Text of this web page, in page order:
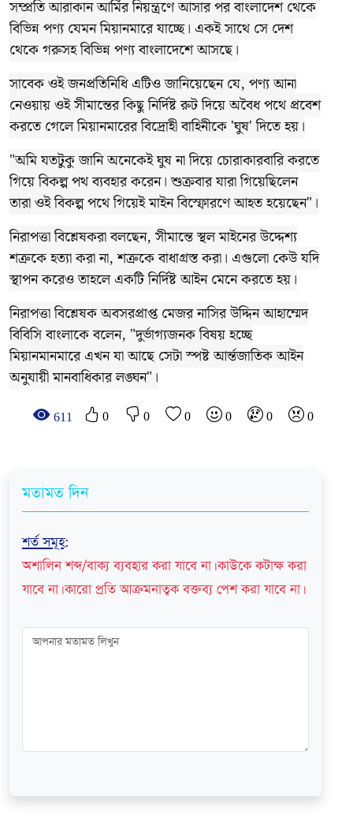
সম্প্রতি আরাকান আর্মির নিয়ন্ত্রণে আসার পর বাংলাদেশ থেকে
বিভিন্ন পণ্য যেমন মিয়ানমারে যাচ্ছে। একই সাথে সে দেশ
থেকে গরুসহ বিভিন্ন পণ্য বাংলাদেশে আসছে।
সাবেক ওই জনপ্রতিনিধি এটিও জানিয়েছেন যে, পণ্য আনা
নেওয়ায় ওই সীমান্তের কিছু নির্দিষ্ট রুট দিয়ে অবৈধ পথে প্রবেশ
করতে গেলে মিয়ানমারের বিদ্রোহী বাহিনীকে 'ঘুষ' দিতে হয়।
"অমি যতটুকু জানি অনেকেই ঘুষ না দিয়ে চোরাকারবারি করতে
গিয়ে বিকল্প পথ ব্যবহার করেন। শুক্রবার যারা গিয়েছিলেন
তারা ওই বিকল্প পথে গিয়েই মাইন বিস্ফোরণে আহত হয়েছেন"।
নিরাপত্তা বিশ্লেষকরা বলছেন, সীমান্তে স্থল মাইনের উদ্দেশ্য
শত্রুকে হত্যা করা না, শত্রুকে বাধাগ্রস্ত করা। এগুলো কেউ যদি
স্থাপন করেও তাহলে একটি নির্দিষ্ট আইন মেনে করতে হয়।
নিরাপত্তা বিশ্লেষক অবসরপ্রাপ্ত মেজর নাসির উদ্দিন আহাম্মেদ
বিবিসি বাংলাকে বলেন, "দুর্ভাগ্যজনক বিষয় হচ্ছে
মিয়ানমানমারে এখন যা আছে সেটা স্পষ্ট আর্ন্তজাতিক আইন
অনুযায়ী মানবাধিকার লঙ্ঘন"।
611 0 0 0 0 0 0
মতামত দিন
শর্ত সমূহ:
অশালিন শব্দ/বাক্য ব্যবহার করা যাবে না। কাউকে কটাক্ষ করা
যাবে না। কারো প্রতি আক্রমনাত্বক বক্তব্য পেশ করা যাবে না।